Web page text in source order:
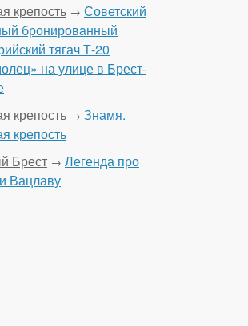
крепость → Советский
бронированный
тягач Т-20
на улице в Брест-
крепость → Знамя.
крепость
Брест → Легенда про
Вацлаву